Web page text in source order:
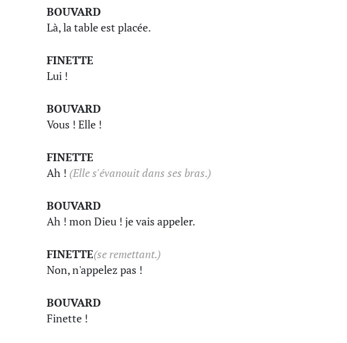
BOUVARD
Là, la table est placée.
FINETTE
Lui !
BOUVARD
Vous ! Elle !
FINETTE
Ah ! (Elle s'évanouit dans ses bras.)
BOUVARD
Ah ! mon Dieu ! je vais appeler.
FINETTE(se remettant.)
Non, n'appelez pas !
BOUVARD
Finette !